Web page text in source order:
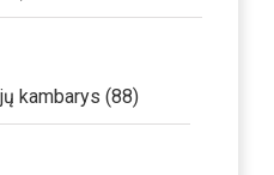
kambarys (88)